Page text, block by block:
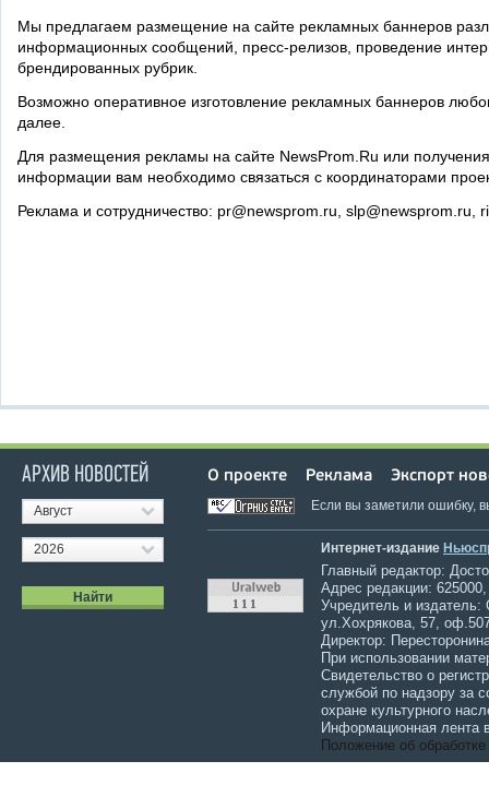
Мы предлагаем размещение на сайте рекламных баннеров
информационных сообщений, пресс-релизов, проведение
брендированных рубрик.
Возможно оперативное изготовление рекламных баннеров
далее.
Для размещения рекламы на сайте NewsProm.Ru или
информации вам необходимо связаться с координаторами
Реклама и сотрудничество: pr@newsprom.ru, slp@newsprom.ru,
АРХИВ НОВОСТЕЙ
Август
2026
О проекте Реклама Экспорт
Если вы заметили ошибку,
Интернет-издание
Главный редактор:
Адрес редакции:
Учредитель и
ул.Хохрякова, 57,
Директор:
При использовании
Свидетельство о
службой по надзору за
охране культурного
Информационная лента
Положение об